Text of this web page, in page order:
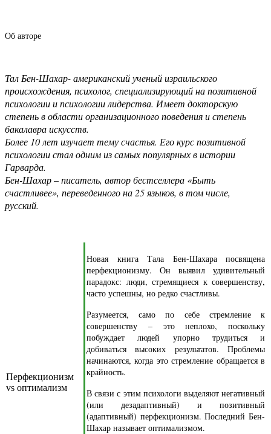
Об авторе
Тал Бен-Шахар- американский ученый израильского
происхождения, психолог, специализирующий на позитивной
психологии и психологии лидерства. Имеет докторскую
степень в области организационного поведения и степень
бакалавра искусств.
Более 10 лет изучает тему счастья. Его курс позитивной
психологии стал одним из самых популярных в истории
Гарварда.
Бен-Шахар – писатель, автор бестселлера «Быть
счастливее», переведенного на 25 языков, в том числе,
русский.
Перфекционизм
vs оптимализм
Новая книга Тала Бен-Шахара посвящена
перфекционизму. Он выявил удивительный
парадокс: люди, стремящиеся к совершенству,
часто успешны, но редко счастливы.
Разумеется, само по себе стремление к
совершенству – это неплохо, поскольку
побуждает людей упорно трудиться и
добиваться высоких результатов. Проблемы
начинаются, когда это стремление обращается в
крайность.
В связи с этим психологи выделяют негативный
(или дезадаптивный) и позитивный
(адаптивный) перфекционизм. Последний Бен-
Шахар называет оптимализмом.